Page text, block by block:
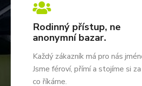

Rodinný přístup, ne
anonymní bazar.
Každý zákazník má pro nás
Jsme féroví, přímí a stojíme si
co říkáme.